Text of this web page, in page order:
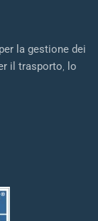
la gestione dei
il trasporto
lo